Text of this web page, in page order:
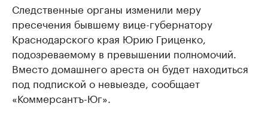
Следственные органы изменили меру
пресечения бывшему вице-губернатору
Краснодарского края Юрию Гриценко,
подозреваемому в превышении полномочий.
Вместо домашнего ареста он будет находиться
под подпиской о невыезде, сообщает
«Коммерсантъ-Юг».